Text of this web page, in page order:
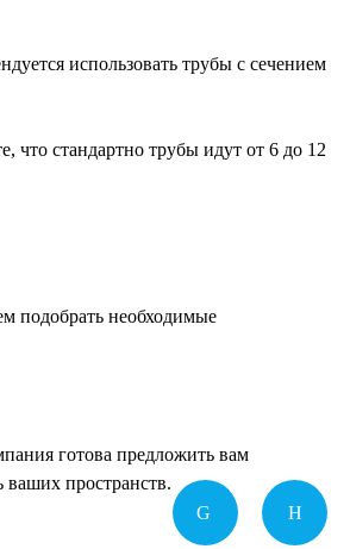
использовать трубы с сечением
стандартно трубы идут от 6 до 12
подобрать необходимые
готова предложить вам
ваших пространств.